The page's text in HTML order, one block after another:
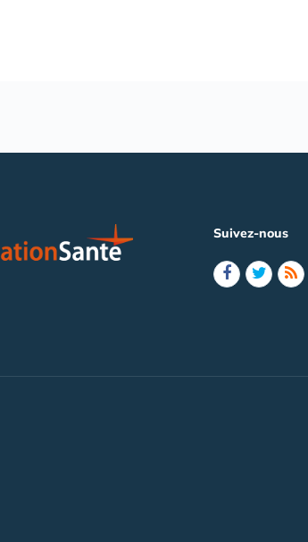
Suivez-nous